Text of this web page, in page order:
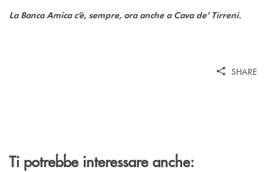
La Banca Amica c’è, sempre, ora anche a Cava de’ Tirreni.
SHARE
Ti potrebbe interessare anche: